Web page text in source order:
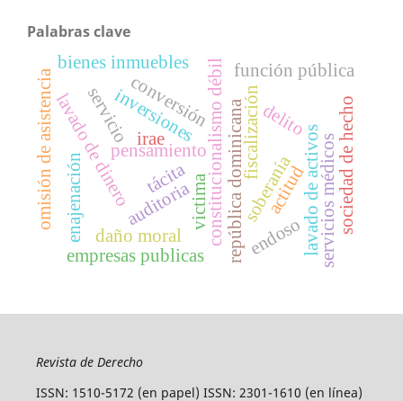
Palabras clave
constitucionalismo débilrepública dominicanafiscalización
auditoria soberanía
pensamiento
actitudlavado de activos
lavado de dinero delito
daño moral
empresas publicas servicios médicos
función pública
inversiones sociedad de hecho
irae
omisión de asistencia conversión
tácita
enajenación
bienes inmuebles
servicio
endoso
victima
Revista de Derecho
ISSN: 1510-5172 (en papel) ISSN: 2301-1610 (en línea)